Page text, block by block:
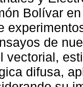
Bolívar
de
vectorial,
difusa,